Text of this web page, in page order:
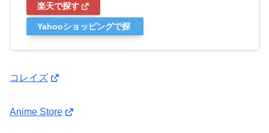
楽天で探す
Yahooショッピングで探
コレイズ
Anime Store